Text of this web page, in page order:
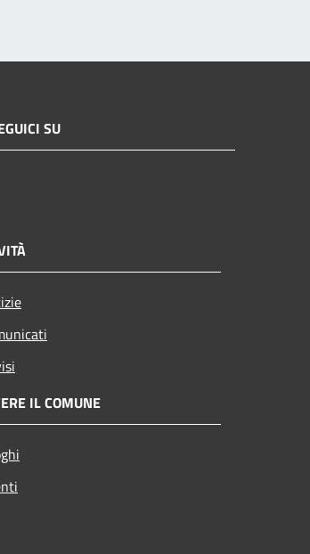
SU
IL COMUNE